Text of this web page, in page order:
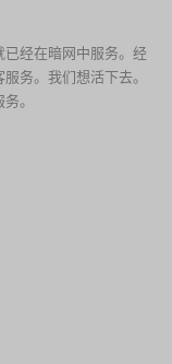
经在暗网中服务。经
务。我们想活下去。
。